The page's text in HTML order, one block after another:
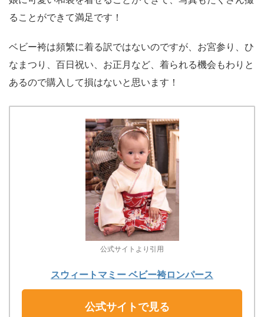
ることができて満足です！
ベビー袴は頻繁に着る訳ではないのですが、お宮参り、ひ
なまつり、百日祝い、お正月など、着られる機会もわりと
あるので購入して損はないと思います！
公式サイトより引用
スウィートマミー ベビー袴ロンパース
公式サイトで見る